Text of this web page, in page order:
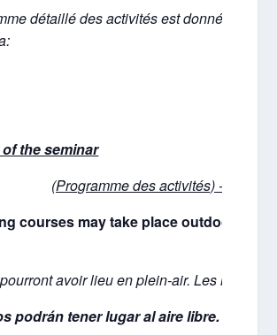
détaillé des activités est donné ci-après
the seminar
(Programme des activités) -
courses may take place outdoors.
avoir lieu en plein-air. Les
podrán tener lugar al aire libre. Se les